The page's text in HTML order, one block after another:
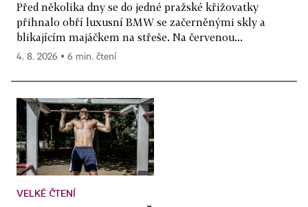
Před několika dny se do jedné pražské křižovatky
přihnalo obří luxusní BMW se začerněnými skly a
blikajícím majáčkem na střeše. Na červenou...
4. 8. 2026 ▪ 6 min. čtení
VELKÉ ČTENÍ